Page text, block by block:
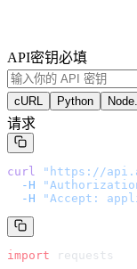
API密钥必填
cURL
Python
请求
curl " https://
  -H
  -H
"Accept:
import requests